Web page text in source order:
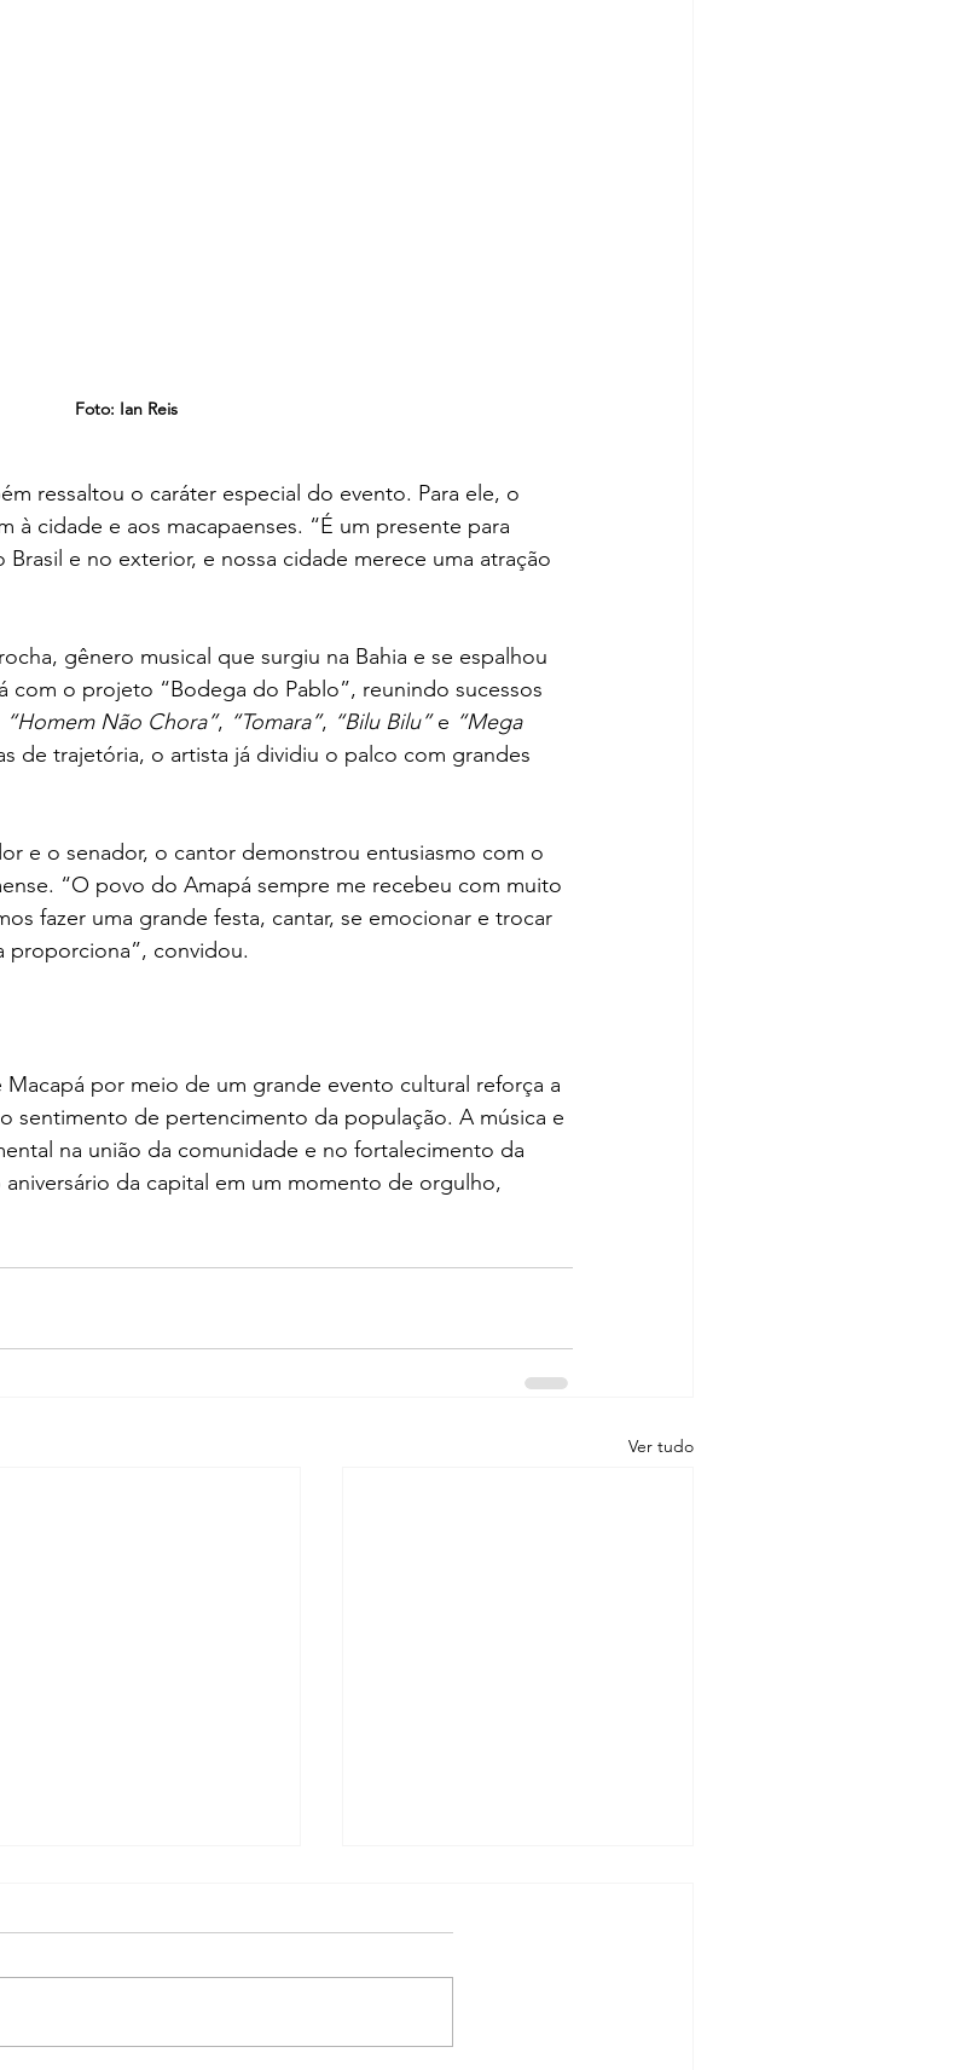
Foto: Ian Reis
ressaltou o caráter especial do evento. Para ele, o
à cidade e aos macapaenses. “É um presente para
e no exterior, e nossa cidade merece uma atração
gênero musical que surgiu na Bahia e se espalhou
com o projeto “Bodega do Pablo”, reunindo sucessos
“Homem Não Chora”, “Tomara”, “Bilu Bilu” e “Mega
de trajetória, o artista já dividiu o palco com grandes
e o senador, o cantor demonstrou entusiasmo com o
“O povo do Amapá sempre me recebeu com muito
fazer uma grande festa, cantar, se emocionar e trocar
proporciona”, convidou.
por meio de um grande evento cultural reforça a
sentimento de pertencimento da população. A música e
na união da comunidade e no fortalecimento da
da capital em um momento de orgulho,
Ver tudo